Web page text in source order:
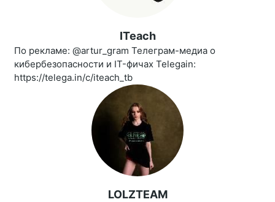
ITeach
По рекламе: @artur_gram Телеграм-медиа о
кибербезопасности и IT-фичах Telegain:
https://telega.in/c/iteach_tb
LOLZTEAM